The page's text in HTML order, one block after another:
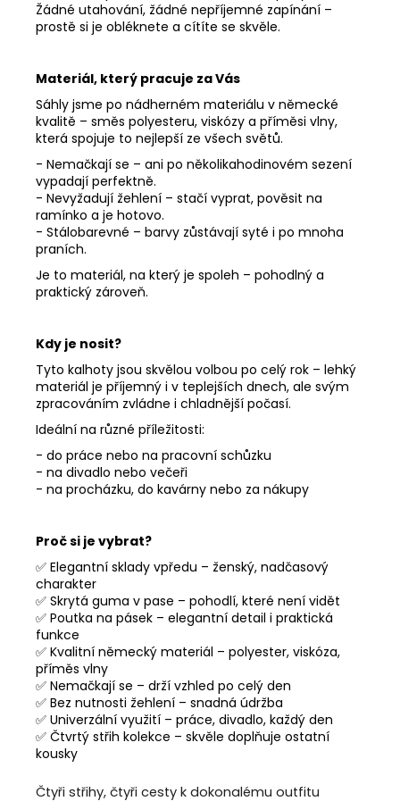
Žádné utahování, žádné nepříjemné zapínání –
prostě si je obléknete a cítíte se skvěle.
Materiál, který pracuje za Vás
Sáhly jsme po nádherném materiálu v německé
kvalitě – směs polyesteru, viskózy a příměsi vlny,
která spojuje to nejlepší ze všech světů.
- Nemačkají se – ani po několikahodinovém sezení
vypadají perfektně.
- Nevyžadují žehlení – stačí vyprat, pověsit na
ramínko a je hotovo.
- Stálobarevné – barvy zůstávají syté i po mnoha
praních.
Je to materiál, na který je spoleh – pohodlný a
praktický zároveň.
Kdy je nosit?
Tyto kalhoty jsou skvělou volbou po celý rok – lehký
materiál je příjemný i v teplejších dnech, ale svým
zpracováním zvládne i chladnější počasí.
Ideální na různé příležitosti:
- do práce nebo na pracovní schůzku
- na divadlo nebo večeři
- na procházku, do kavárny nebo za nákupy
Proč si je vybrat?
✅ Elegantní sklady vpředu – ženský, nadčasový
charakter
✅ Skrytá guma v pase – pohodlí, které není vidět
✅ Poutka na pásek – elegantní detail i praktická
funkce
✅ Kvalitní německý materiál – polyester, viskóza,
příměs vlny
✅ Nemačkají se – drží vzhled po celý den
✅ Bez nutnosti žehlení – snadná údržba
✅ Univerzální využití – práce, divadlo, každý den
✅ Čtvrtý střih kolekce – skvěle doplňuje ostatní
kousky
Čtyři střihy, čtyři cesty k dokonalému outfitu